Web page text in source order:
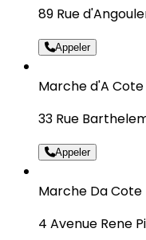
89 Rue
Appeler
Marche d'A Cote
33 Rue
Appeler
Marche Da Cote
4 Avenue Rene